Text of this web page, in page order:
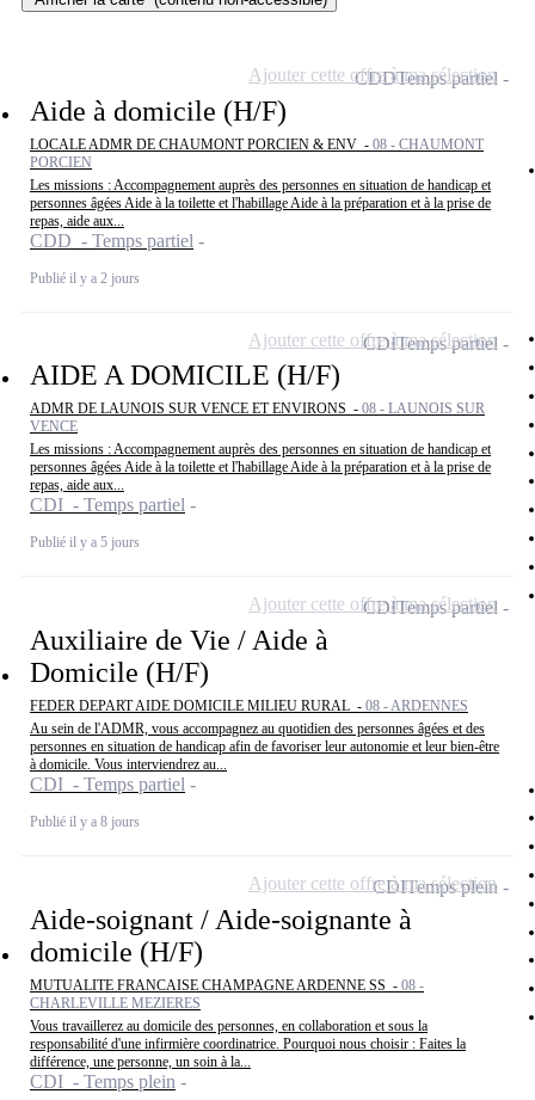
Aide à domicile (H/F)
LOCALE ADMR DE CHAUMONT PORCIEN & ENV - 08 - CHAUMONT
PORCIEN
Les missions : Accompagnement auprès des personnes en situation de handicap et
personnes âgées Aide à la toilette et l'habillage Aide à la préparation et à la prise de
repas, aide aux...
CDD - Temps partiel
Publié il y a 2 jours
CDDTemps partiel
Ajouter cette offre à ma sélection
AIDE A DOMICILE (H/F)
ADMR DE LAUNOIS SUR VENCE ET ENVIRONS - 08 - LAUNOIS SUR
VENCE
Les missions : Accompagnement auprès des personnes en situation de handicap et
personnes âgées Aide à la toilette et l'habillage Aide à la préparation et à la prise de
repas, aide aux...
CDI - Temps partiel
Publié il y a 5 jours
CDITemps partiel
Ajouter cette offre à ma sélection
Auxiliaire de Vie / Aide à
Domicile (H/F)
FEDER DEPART AIDE DOMICILE MILIEU RURAL - 08 - ARDENNES
Au sein de l'ADMR, vous accompagnez au quotidien des personnes âgées et des
personnes en situation de handicap afin de favoriser leur autonomie et leur bien-être
à domicile. Vous interviendrez au...
CDI - Temps partiel
Publié il y a 8 jours
CDITemps partiel
Ajouter cette offre à ma sélection
Aide-soignant / Aide-soignante à
domicile (H/F)
MUTUALITE FRANCAISE CHAMPAGNE ARDENNE SS - 08 -
CHARLEVILLE MEZIERES
Vous travaillerez au domicile des personnes, en collaboration et sous la
responsabilité d'une infirmière coordinatrice. Pourquoi nous choisir : Faites la
différence, une personne, un soin à la...
CDI - Temps plein
CDITemps plein
Ajouter cette offre à ma sélection